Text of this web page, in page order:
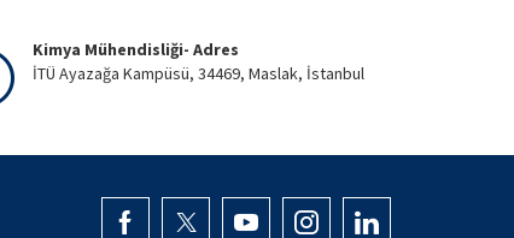
Kimya Mühendisliği- Adres
İTÜ Ayazağa Kampüsü, 34469, Maslak, İstanbul